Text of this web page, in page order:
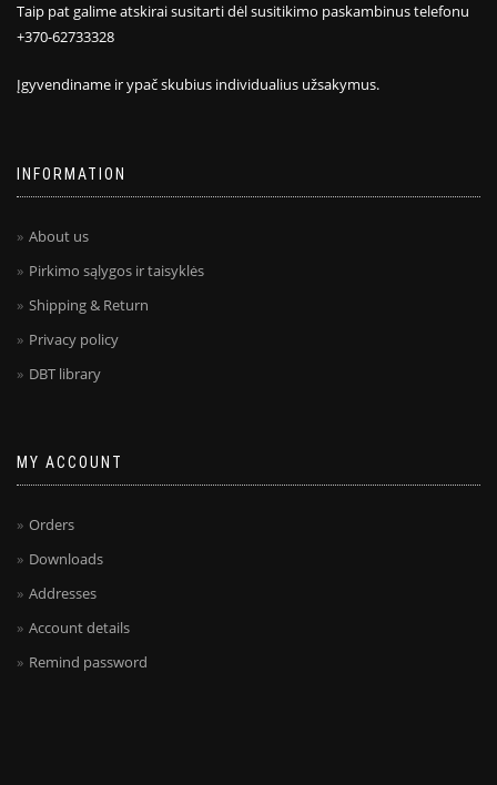
Taip pat galime atskirai susitarti dėl susitikimo paskambinus telefonu
+370-62733328
Įgyvendiname ir ypač skubius individualius užsakymus.
INFORMATION
About us
Pirkimo sąlygos ir taisyklės
Shipping & Return
Privacy policy
DBT library
MY ACCOUNT
Orders
Downloads
Addresses
Account details
Remind password